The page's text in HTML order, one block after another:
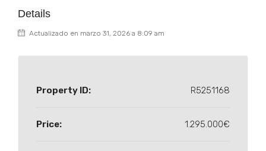
Details
Actualizado en marzo 31, 2026 a 8:09 am
Property ID: R5251168
Price: 1.295.000€